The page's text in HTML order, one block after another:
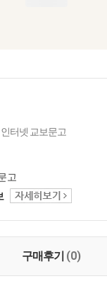
터넷 교보문고
고
구매후기 (0)